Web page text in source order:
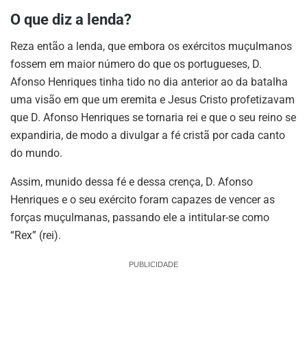
O que diz a lenda?
Reza então a lenda, que embora os exércitos muçulmanos
fossem em maior número do que os portugueses, D.
Afonso Henriques tinha tido no dia anterior ao da batalha
uma visão em que um eremita e Jesus Cristo profetizavam
que D. Afonso Henriques se tornaria rei e que o seu reino se
expandiria, de modo a divulgar a fé cristã por cada canto
do mundo.
Assim, munido dessa fé e dessa crença, D. Afonso
Henriques e o seu exército foram capazes de vencer as
forças muçulmanas, passando ele a intitular-se como
“Rex” (rei).
PUBLICIDADE